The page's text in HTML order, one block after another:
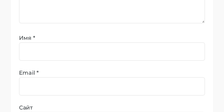
Имя*
Email*
Сайт